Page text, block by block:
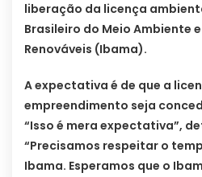
liberação da licença
Brasileiro do Meio Ambiente
Renováveis (Ibama).
A expectativa é de que a
empreendimento seja
“Isso é mera expectativa”,
“Precisamos respeitar o
Ibama. Esperamos que o